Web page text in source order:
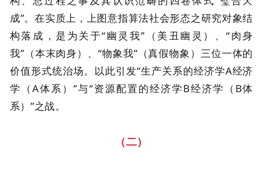
成”。在实质上，上图意指算法社会形态之研究对象结
构落成，是为关于“幽灵我”（美丑幽灵）、“肉身
我”（本末肉身）、“物象我”（真假物象）三位一体的
价值形式统治场。以此引发“生产关系的经济学A经济
学（A体系）”与“资源配置的经济学B经济学（B体
系）”之战。
（二）